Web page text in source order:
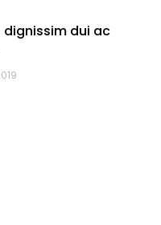
dignissim dui ac